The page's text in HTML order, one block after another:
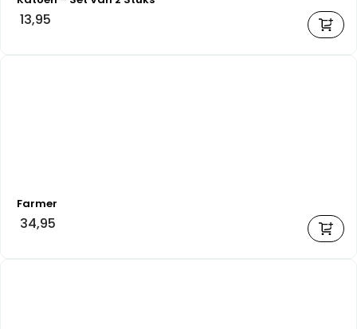
13,95
Farmer
34,95